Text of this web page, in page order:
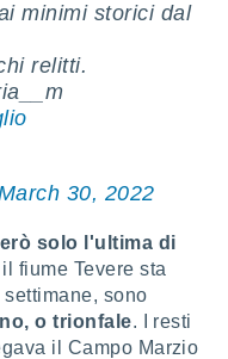
minimi storici dal
relitti.
30, 2022
solo l'ultima di
fiume Tevere sta
sono
o trionfale. I resti
il Campo Marzio